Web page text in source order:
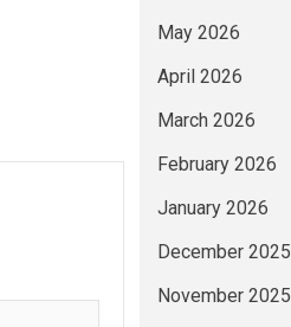
May 2026
April 2026
March 2026
February 2026
January 2026
December 2025
November 2025